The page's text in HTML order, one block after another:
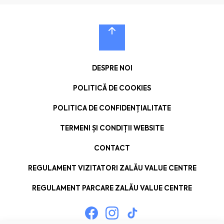
DESPRE NOI
POLITICĂ DE COOKIES
POLITICA DE CONFIDENȚIALITATE
TERMENI ȘI CONDIȚII WEBSITE
CONTACT
REGULAMENT VIZITATORI ZALĂU VALUE CENTRE
REGULAMENT PARCARE ZALĂU VALUE CENTRE